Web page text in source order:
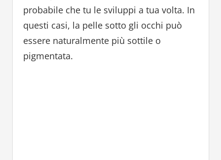
probabile che tu le sviluppi a tua volta. In
questi casi, la pelle sotto gli occhi può
essere naturalmente più sottile o
pigmentata.